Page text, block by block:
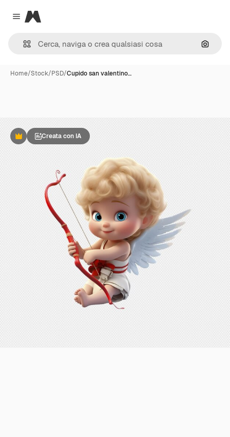
Close menu
Magnific
Cerca
Home/Stock/PSD/Cupido san valentino…
PremiumCreata con IA